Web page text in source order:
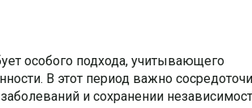
особого подхода, учитывающего
В этот период важно
и сохранении